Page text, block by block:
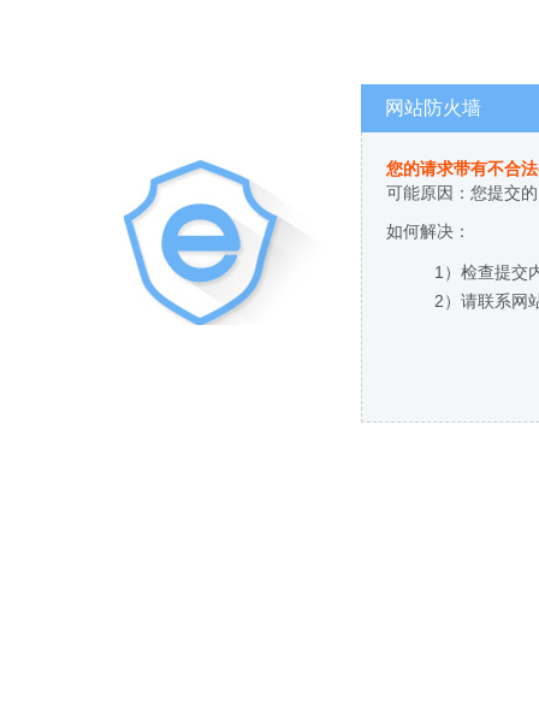
网站防火墙
您的请求带有不合
可能原因：您提交
如何解决：
1）检查提交
2）请联系网